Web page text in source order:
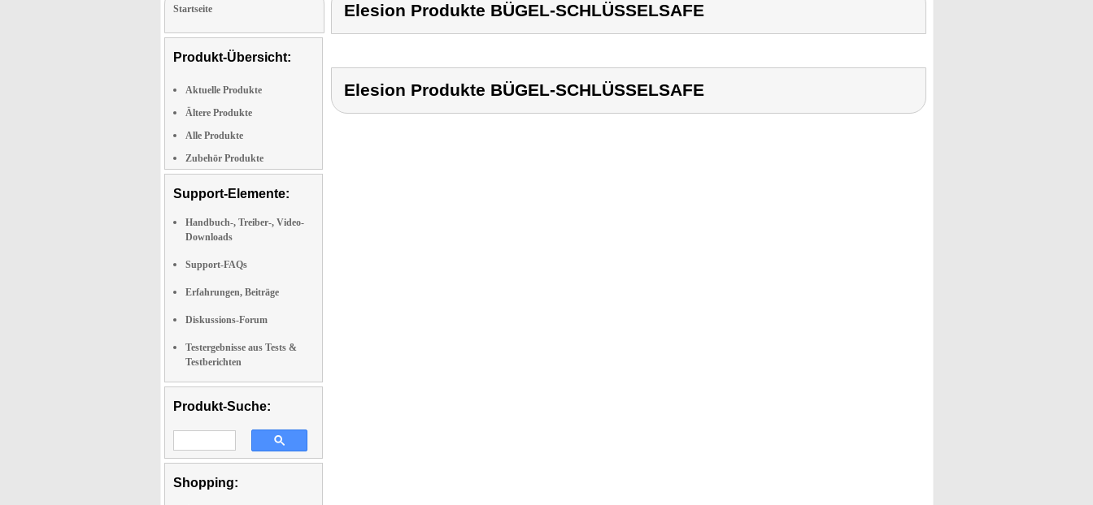
Startseite
Produkt-Übersicht:
Aktuelle Produkte
Ältere Produkte
Alle Produkte
Zubehör Produkte
Support-Elemente:
Handbuch-, Treiber-, Video-
Downloads
Support-FAQs
Erfahrungen, Beiträge
Diskussions-Forum
Testergebnisse aus Tests &
Testberichten
Produkt-Suche:
Shopping:
Elesion Produkte BÜGEL-SCHLÜSSELSAFE
Elesion Produkte BÜGEL-SCHLÜSSELSAFE